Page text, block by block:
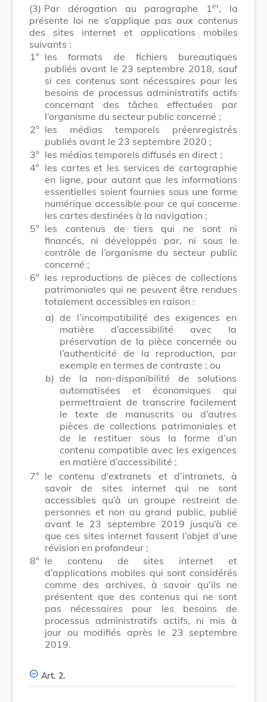
(3) Par dérogation au paragraphe 1er, la
présente loi ne s’applique pas aux contenus
des sites internet et applications mobiles
suivants :
1° les formats de fichiers bureautiques
publiés avant le 23 septembre 2018, sauf
si ces contenus sont nécessaires pour les
besoins de processus administratifs actifs
concernant des tâches effectuées par
l’organisme du secteur public concerné ;
2° les médias temporels préenregistrés
publiés avant le 23 septembre 2020 ;
3° les médias temporels diffusés en direct ;
4° les cartes et les services de cartographie
en ligne, pour autant que les informations
essentielles soient fournies sous une forme
numérique accessible pour ce qui concerne
les cartes destinées à la navigation ;
5° les contenus de tiers qui ne sont ni
financés, ni développés par, ni sous le
contrôle de l’organisme du secteur public
concerné ;
6° les reproductions de pièces de collections
patrimoniales qui ne peuvent être rendues
totalement accessibles en raison :
a) de l’incompatibilité des exigences en
matière d’accessibilité avec la
préservation de la pièce concernée ou
l’authenticité de la reproduction, par
exemple en termes de contraste ; ou
b) de la non-disponibilité de solutions
automatisées et économiques qui
permettraient de transcrire facilement
le texte de manuscrits ou d’autres
pièces de collections patrimoniales et
de le restituer sous la forme d’un
contenu compatible avec les exigences
en matière d’accessibilité ;
7° le contenu d’extranets et d’intranets, à
savoir de sites internet qui ne sont
accessibles qu’à un groupe restreint de
personnes et non au grand public, publié
avant le 23 septembre 2019 jusqu’à ce
que ces sites internet fassent l’objet d’une
révision en profondeur ;
8° le contenu de sites internet et
d’applications mobiles qui sont considérés
comme des archives, à savoir qu’ils ne
présentent que des contenus qui ne sont
pas nécessaires pour les besoins de
processus administratifs actifs, ni mis à
jour ou modifiés après le 23 septembre
2019.
Art. 2.